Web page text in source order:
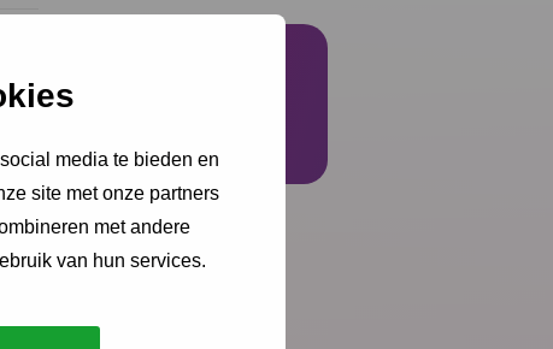
media te bieden en
site met onze partners
met andere
van hun services.